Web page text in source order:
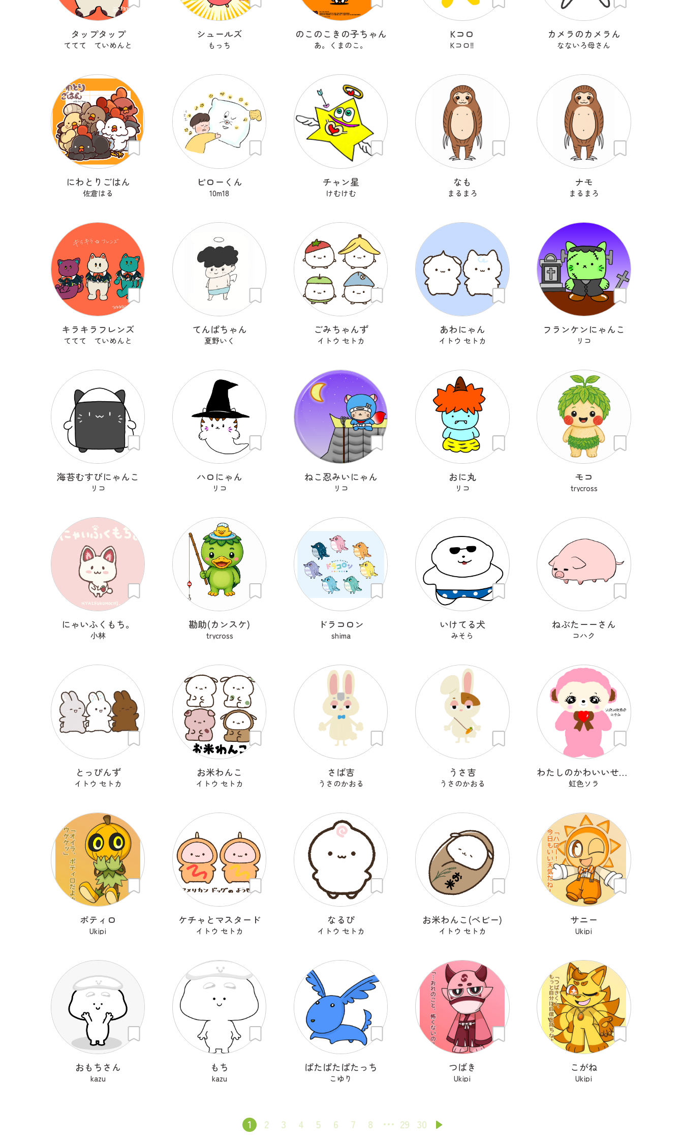
タップタップ
ててて ていめんと
シュールズ
もっち
のこのこきの子ちゃん
あ。くまのこ。
Kコロ
Kコロ‼︎
カメラのカメラん
なないろ母さん
にわとりごはん
佐倉はる
ピローくん
10m18
チャン星
けむけむ
なも
まるまろ
ナモ
まるまろ
キラキラフレンズ
ててて ていめんと
てんぱちゃん
夏野いく
ごみちゃんず
イトウ セトカ
あわにゃん
イトウ セトカ
フランケンにゃんこ
リコ
海苔むすびにゃんこ
リコ
ハロにゃん
リコ
ねこ忍みいにゃん
リコ
おに丸
リコ
モコ
trycross
にゃいふくもち。
小林
勘助(カンスケ)
trycross
ドラコロン
shima
いけてる犬
みそら
ねぶたーーさん
コハク
とっぴんず
イトウ セトカ
お米わんこ
イトウ セトカ
さば吉
うさのかおる
うさ吉
うさのかおる
わたしのかわいいせかい
虹色ソラ
ポティロ
Ukipi
ケチャとマスタード
イトウ セトカ
なるぴ
イトウ セトカ
お米わんこ(ベビー)
イトウ セトカ
サニー
Ukipi
おもちさん
kazu
もち
kazu
ぱたぱたぱたっち
こゆり
つばき
Ukipi
こがね
Ukipi
1 2 3 4 5 6 7 8 29 30